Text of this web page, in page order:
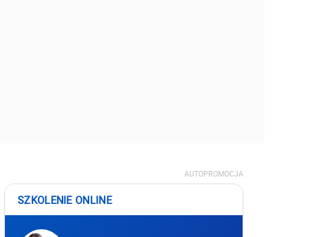
AUTOPROMOCJA
SZKOLENIE ONLINE